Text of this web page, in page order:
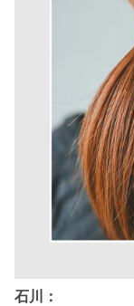
石川：